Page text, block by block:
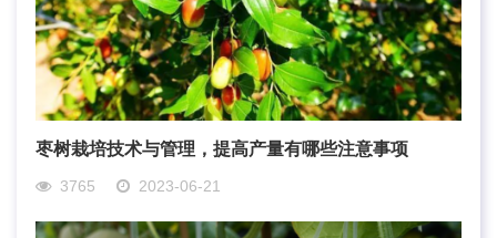
枣树栽培技术与管理，提高产量有哪些注意事项
3765 2023-06-21